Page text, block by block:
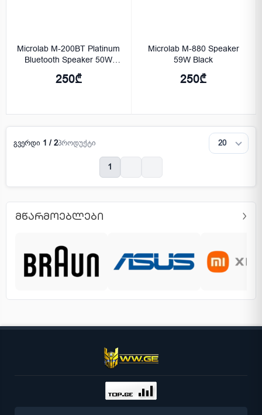
Microlab M-200BT Platinum
Bluetooth Speaker 50W
Black
250₾
Microlab M-880 Speaker
59W Black
250₾
გვერდი 1 / 2პროდუქტი
1
ᲛᲬᲐᲠᲛᲝᲔᲑᲚᲔᲑᲘ